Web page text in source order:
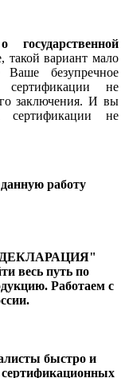
государственной
такой вариант мало
безупречное
сертификации не
заключения. И вы
сертификации не
работу
весь путь по
Работаем с
быстро и
сертификационных